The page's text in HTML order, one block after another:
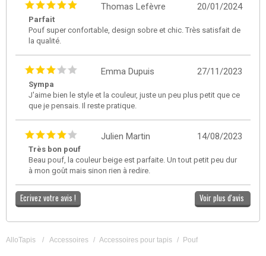
20/01/2024
Thomas Lefèvre
Parfait
Pouf super confortable, design sobre et chic. Très satisfait de
la qualité.
27/11/2023
Emma Dupuis
Sympa
J'aime bien le style et la couleur, juste un peu plus petit que ce
que je pensais. Il reste pratique.
14/08/2023
Julien Martin
Très bon pouf
Beau pouf, la couleur beige est parfaite. Un tout petit peu dur
à mon goût mais sinon rien à redire.
Ecrivez votre avis ! Voir plus d'avis
AlloTapis / Accessoires / Accessoires pour tapis / Pouf